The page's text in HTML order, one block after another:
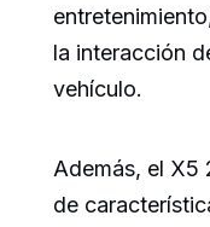
la interacción
vehículo.
Además, el X5
de